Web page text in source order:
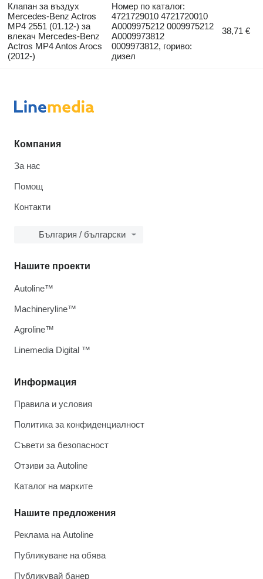
Клапан за въздух
Mercedes-Benz Actros
MP4 2551 (01.12-) за
влекач Mercedes-Benz
Actros MP4 Antos Arocs
(2012-)
Номер по каталог:
4721729010 4721720010
A0009975212 0009975212
A0009973812
0009973812, гориво:
дизел
38,71 €
Компания
За нас
Помощ
Контакти
България / български
Информация
Правила и условия
Политика за конфиденциалност
Съвети за безопасност
Отзиви за Autoline
Каталог на марките
Нашите предложения
Реклама на Autoline
Публикуване на обява
Публикувай банер
Нашите проекти
Autoline™
Machineryline™
Agroline™
Linemedia Digital ™